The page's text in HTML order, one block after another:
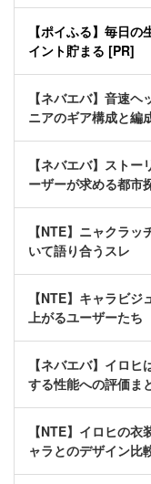
【ポイふる】毎日
イント貯まる [PR]
【ネバエバ】音速
ニアのギア構成と編
【ネバエバ】スト
ーザーが求める都市
【NTE】ニャクラ
いて語り合うスレ
【NTE】キャラビ
上がるユーザーたち
【ネバエバ】イロ
する性能への評価ま
【NTE】イロヒの
ャラとのデザイン比